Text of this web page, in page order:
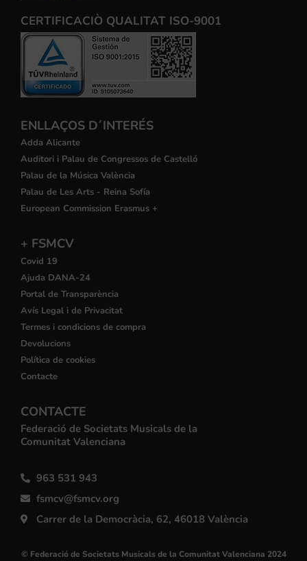
CERTIFICACIÒ QUALITAT ISO-9001
ENLLAÇOS D´INTERÉS
Adda Alicante
Auditori i Palau de Congressos de Castelló
Palau de la Música València
Palau de Les Arts - Reina Sofía
European Commission Erasmus +
+ FSMCV
Covid 19
Ajuda DANA-24
Portal de Transparència
Avís Legal i de Privacitat
Termes i condicions de compra
Devolucions
Política de cookies
Contacte
CONTACTE
Federació de Societats Musicals de la
Comunitat Valenciana
963 531 943
fsmcv@fsmcv.org
Carrer de la Democràcia, 62, 46018 València
© Federació de Societats Musicals de la Comunitat Valenciana 2024